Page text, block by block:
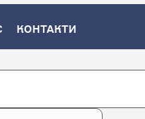
КОНТАКТИ